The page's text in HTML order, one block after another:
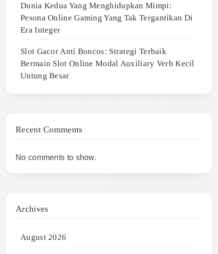
Dunia Kedua Yang Menghidupkan Mimpi:
Pesona Online Gaming Yang Tak Tergantikan Di
Era Integer
Slot Gacor Anti Boncos: Strategi Terbaik
Bermain Slot Online Modal Auxiliary Verb Kecil
Untung Besar
Recent Comments
No comments to show.
Archives
August 2026